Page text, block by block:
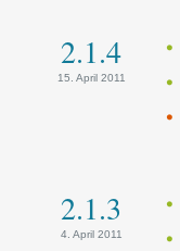
2.1.4
15. April 2011
2.1.3
4. April 2011